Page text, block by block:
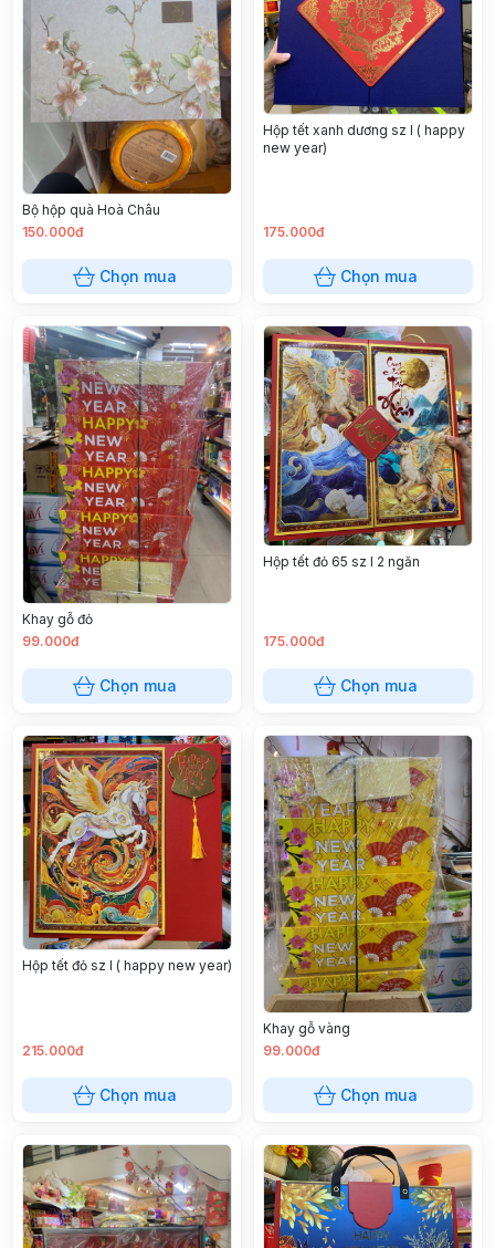
Bộ hộp quà Hoà Châu
150.000đ
Chọn mua
Hộp tết xanh dương sz l ( happy
new year)
175.000đ
Chọn mua
Khay gỗ đỏ
99.000đ
Chọn mua
Hộp tết đỏ 65 sz l 2 ngăn
175.000đ
Chọn mua
Hộp tết đỏ sz l ( happy new year)
215.000đ
Chọn mua
Khay gỗ vàng
99.000đ
Chọn mua